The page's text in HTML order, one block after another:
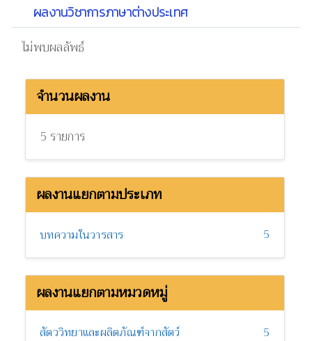
ผลงานวิชาการภาษาต่างประเทศ
ไม่พบผลลัพธ์
จำนวนผลงาน
5 รายการ
ผลงานแยกตามประเภท
บทความในวารสาร 5
ผลงานแยกตามหมวดหมู่
สัตววิทยาและผลิตภัณฑ์จากสัตว์ 5